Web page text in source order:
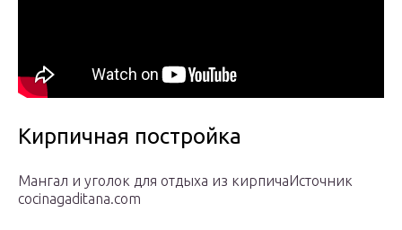
Кирпичная постройка
Мангал и уголок для отдыха из кирпичаИсточник
cocinagaditana.com